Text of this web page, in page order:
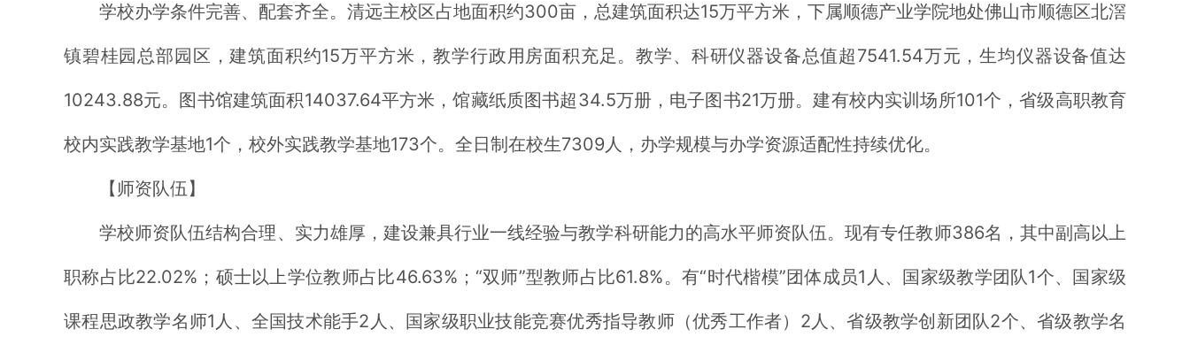
学校办学条件完善、配套齐全。清远主校区占地面积约300亩，总建筑面积达15万平方米，下属顺德产业学院地处佛山市顺德区北滘
镇碧桂园总部园区，建筑面积约15万平方米，教学行政用房面积充足。教学、科研仪器设备总值超7541.54万元，生均仪器设备值达
10243.88元。图书馆建筑面积14037.64平方米，馆藏纸质图书超34.5万册，电子图书21万册。建有校内实训场所101个，省级高职教育
校内实践教学基地1个，校外实践教学基地173个。全日制在校生7309人，办学规模与办学资源适配性持续优化。
【师资队伍】
学校师资队伍结构合理、实力雄厚，建设兼具行业一线经验与教学科研能力的高水平师资队伍。现有专任教师386名，其中副高以上
职称占比22.02%；硕士以上学位教师占比46.63%；“双师”型教师占比61.8%。有“时代楷模”团体成员1人、国家级教学团队1个、国家级
课程思政教学名师1人、全国技术能手2人、国家级职业技能竞赛优秀指导教师（优秀工作者）2人、省级教学创新团队2个、省级教学名